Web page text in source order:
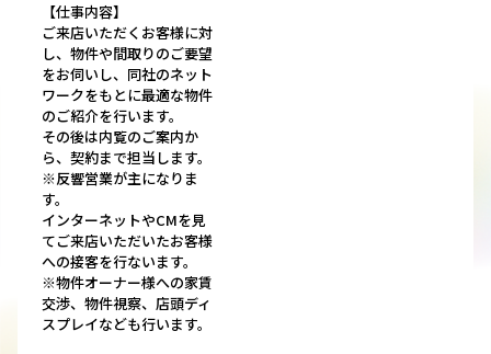
【仕事内容】
ご来店いただくお客様に対
し、物件や間取りのご要望
をお伺いし、同社のネット
ワークをもとに最適な物件
のご紹介を行います。
その後は内覧のご案内か
ら、契約まで担当します。
※反響営業が主になりま
す。
インターネットやCMを見
てご来店いただいたお客様
への接客を行ないます。
※物件オーナー様への家賃
交渉、物件視察、店頭ディ
スプレイなども行います。